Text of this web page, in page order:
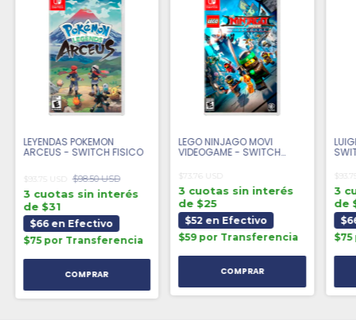
LEYENDAS POKEMON
ARCEUS - SWITCH FISICO
$93.75 USD $98.50 USD
3 cuotas sin interés
de $31
$66 en Efectivo
$75 por Transferencia
LEGO NINJAGO MOVI
VIDEOGAME - SWITCH
$73.76 USD
3 cuotas sin interés
de $25
$52 en Efectivo
$59 por Transferencia
3
de